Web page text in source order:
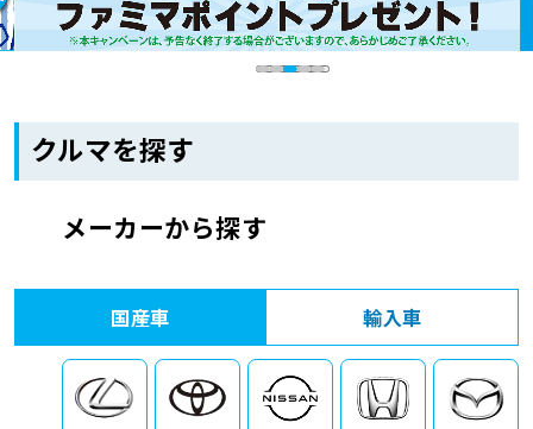
車検見積
車検料金・メニュー
お役立ち情報
クルマを探す
メーカーから探す
国産車 輸入車